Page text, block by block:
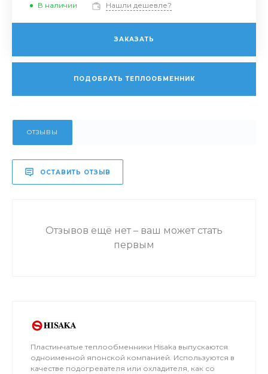
В наличии Нашли дешевле?
ЗАКАЗАТЬ
ПОДОБРАТЬ ТЕПЛООБМЕННИК
ОТЗЫВЫ
ОСТАВИТЬ ОТЗЫВ
Отзывов ещё нет – ваш может стать
первым
Пластинчатые теплообменники Hisaka выпускаются
одноименной японской компанией. Используются в
качестве подогревателя или охладителя, как со